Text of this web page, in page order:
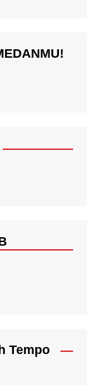
Tempo